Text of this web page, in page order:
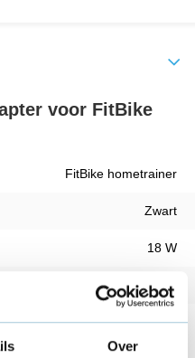
Over
voor FitBike
FitBike hometrainer
Zwart
18 W
1.5 Meter
9 V